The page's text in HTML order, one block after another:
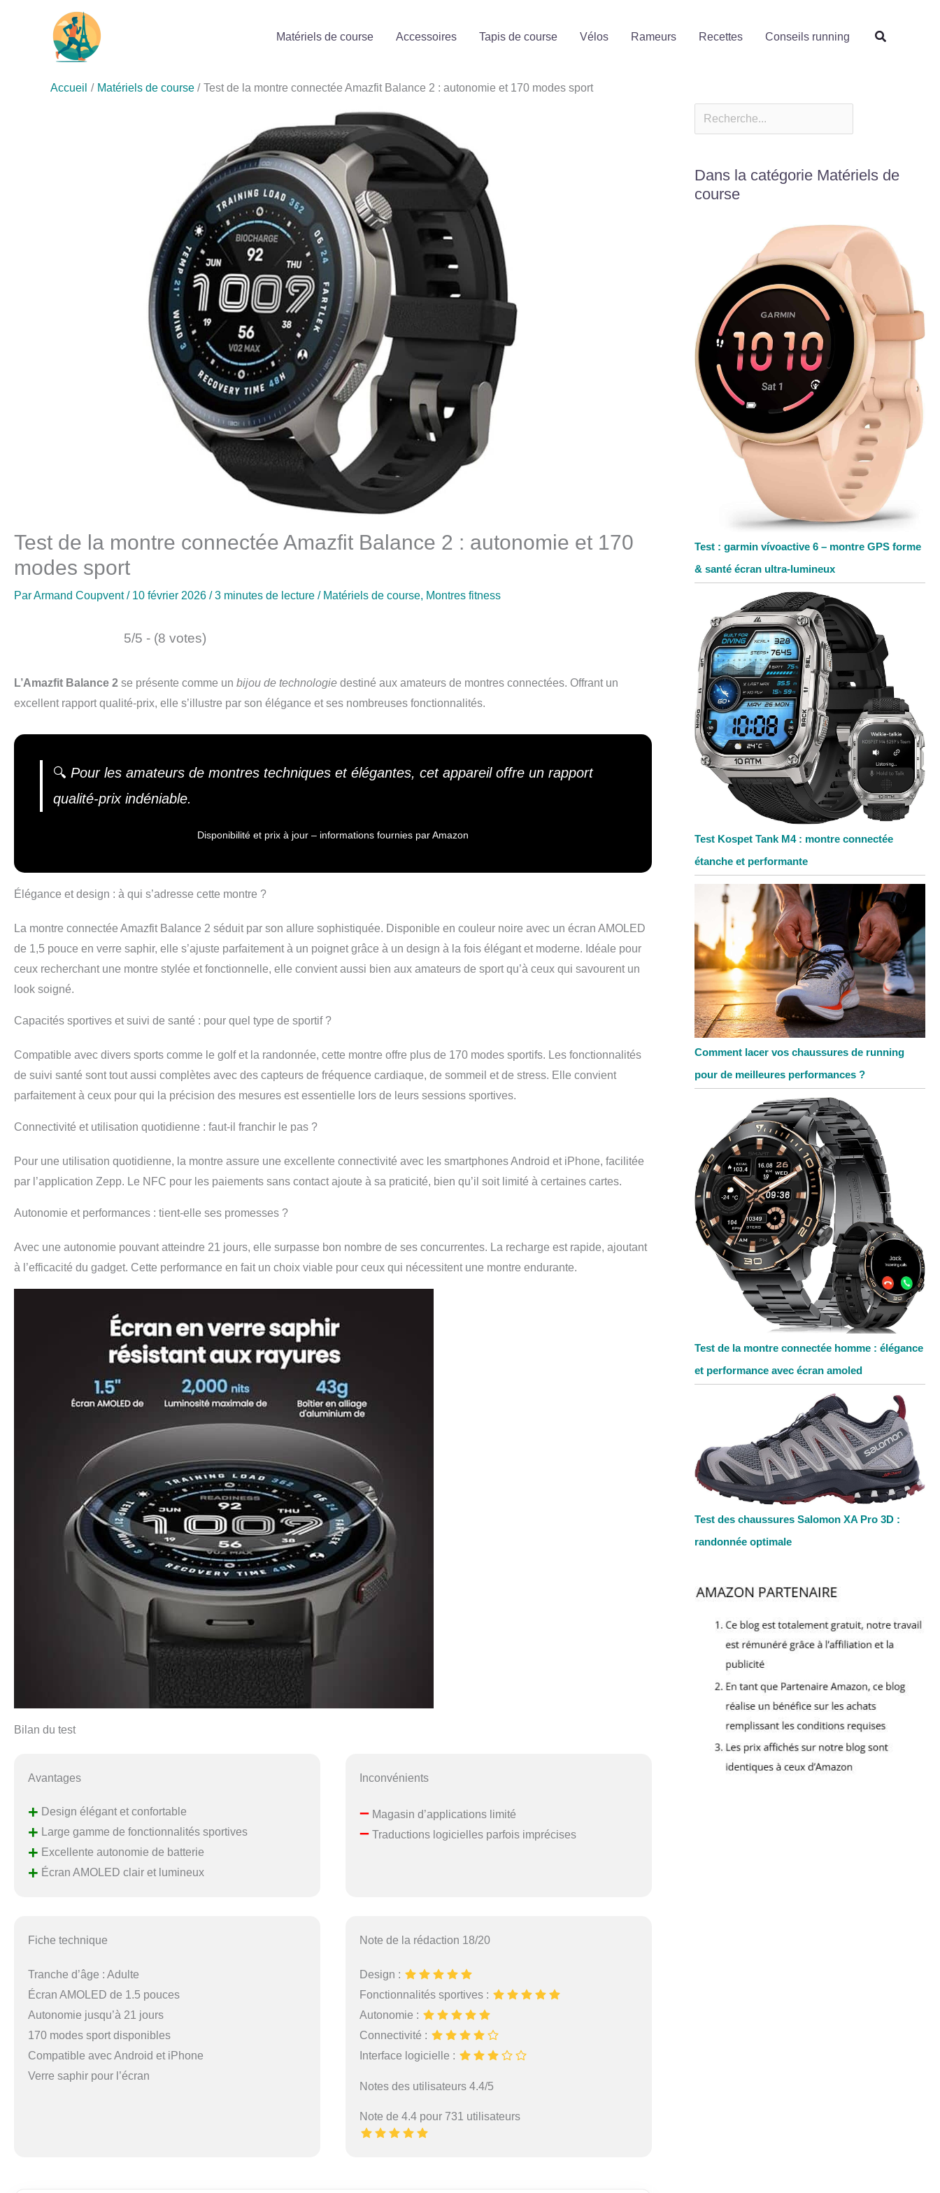
Matériels de course Accessoires Tapis de course Vélos Rameurs Recettes Conseils running
Accueil Matériels de course Test de la montre connectée Amazfit Balance 2 : autonomie et 170 modes sport
Test de la montre connectée Amazfit Balance 2 : autonomie et 170
modes sport
ParArmand Coupvent/ 10 février 2026 /3 minutes de lecture / Matériels de course, Montres fitness
5/5 - (8 votes)
L’Amazfit Balance 2 se présente comme un bijou de technologie destiné aux amateurs de montres connectées. Offrant un
excellent rapport qualité-prix, elle s’illustre par son élégance et ses nombreuses fonctionnalités.
🔍 Pour les amateurs de montres techniques et élégantes, cet appareil offre un rapport
qualité-prix indéniable.
Disponibilité et prix à jour – informations fournies par Amazon
Élégance et design : à qui s’adresse cette montre ?
La montre connectée Amazfit Balance 2 séduit par son allure sophistiquée. Disponible en couleur noire avec un écran AMOLED
de 1,5 pouce en verre saphir, elle s’ajuste parfaitement à un poignet grâce à un design à la fois élégant et moderne. Idéale pour
ceux recherchant une montre stylée et fonctionnelle, elle convient aussi bien aux amateurs de sport qu’à ceux qui savourent un
look soigné.
Capacités sportives et suivi de santé : pour quel type de sportif ?
Compatible avec divers sports comme le golf et la randonnée, cette montre offre plus de 170 modes sportifs. Les fonctionnalités
de suivi santé sont tout aussi complètes avec des capteurs de fréquence cardiaque, de sommeil et de stress. Elle convient
parfaitement à ceux pour qui la précision des mesures est essentielle lors de leurs sessions sportives.
Connectivité et utilisation quotidienne : faut-il franchir le pas ?
Pour une utilisation quotidienne, la montre assure une excellente connectivité avec les smartphones Android et iPhone, facilitée
par l’application Zepp. Le NFC pour les paiements sans contact ajoute à sa praticité, bien qu’il soit limité à certaines cartes.
Autonomie et performances : tient-elle ses promesses ?
Avec une autonomie pouvant atteindre 21 jours, elle surpasse bon nombre de ses concurrentes. La recharge est rapide, ajoutant
à l’efficacité du gadget. Cette performance en fait un choix viable pour ceux qui nécessitent une montre endurante.
Bilan du test
Avantages
+ Design élégant et confortable
+ Large gamme de fonctionnalités sportives
+ Excellente autonomie de batterie
+ Écran AMOLED clair et lumineux
Inconvénients
– Magasin d’applications limité
– Traductions logicielles parfois imprécises
Fiche technique
Tranche d’âge : Adulte
Écran AMOLED de 1.5 pouces
Autonomie jusqu’à 21 jours
170 modes sport disponibles
Compatible avec Android et iPhone
Verre saphir pour l’écran
Note de la rédaction 18/20
Design :
Fonctionnalités sportives :
Autonomie :
Connectivité :
Interface logicielle :
Notes des utilisateurs 4.4/5
Note de 4.4 pour 731 utilisateurs
Dans la catégorie Matériels de
course
Test : garmin vívoactive 6 – montre GPS forme
& santé écran ultra-lumineux
Test Kospet Tank M4 : montre connectée
étanche et performante
Comment lacer vos chaussures de running
pour de meilleures performances ?
Test de la montre connectée homme : élégance
et performance avec écran amoled
Test des chaussures Salomon XA Pro 3D :
randonnée optimale